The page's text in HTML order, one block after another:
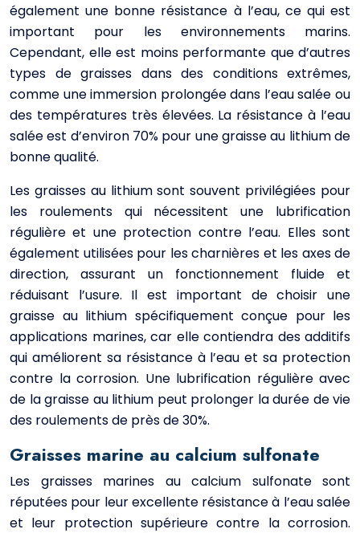
également une bonne résistance à l’eau, ce qui est
important pour les environnements marins.
Cependant, elle est moins performante que d’autres
types de graisses dans des conditions extrêmes,
comme une immersion prolongée dans l’eau salée ou
des températures très élevées. La résistance à l’eau
salée est d’environ 70% pour une graisse au lithium de
bonne qualité.
Les graisses au lithium sont souvent privilégiées pour
les roulements qui nécessitent une lubrification
régulière et une protection contre l’eau. Elles sont
également utilisées pour les charnières et les axes de
direction, assurant un fonctionnement fluide et
réduisant l’usure. Il est important de choisir une
graisse au lithium spécifiquement conçue pour les
applications marines, car elle contiendra des additifs
qui améliorent sa résistance à l’eau et sa protection
contre la corrosion. Une lubrification régulière avec
de la graisse au lithium peut prolonger la durée de vie
des roulements de près de 30%.
Graisses marine au calcium sulfonate
Les graisses marines au calcium sulfonate sont
réputées pour leur excellente résistance à l’eau salée
et leur protection supérieure contre la corrosion.